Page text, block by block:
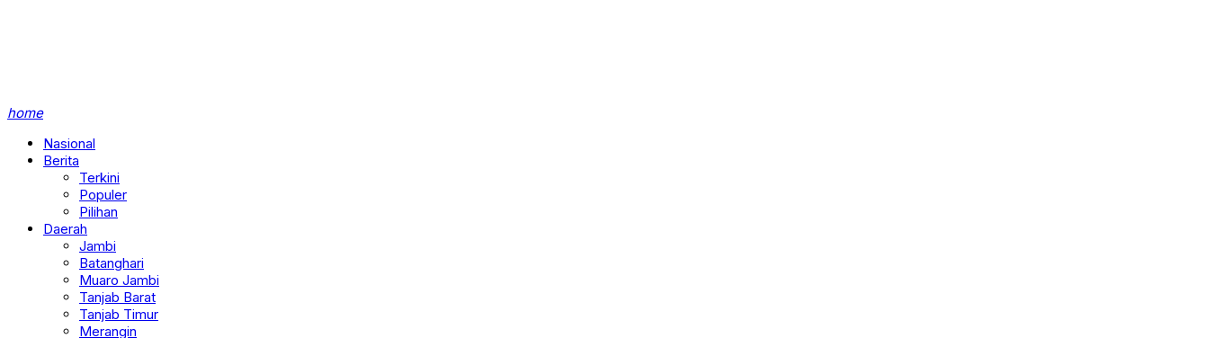
home
Nasional
Berita
Terkini
Populer
Pilihan
Daerah
Jambi
Batanghari
Muaro Jambi
Tanjab Barat
Tanjab Timur
Merangin